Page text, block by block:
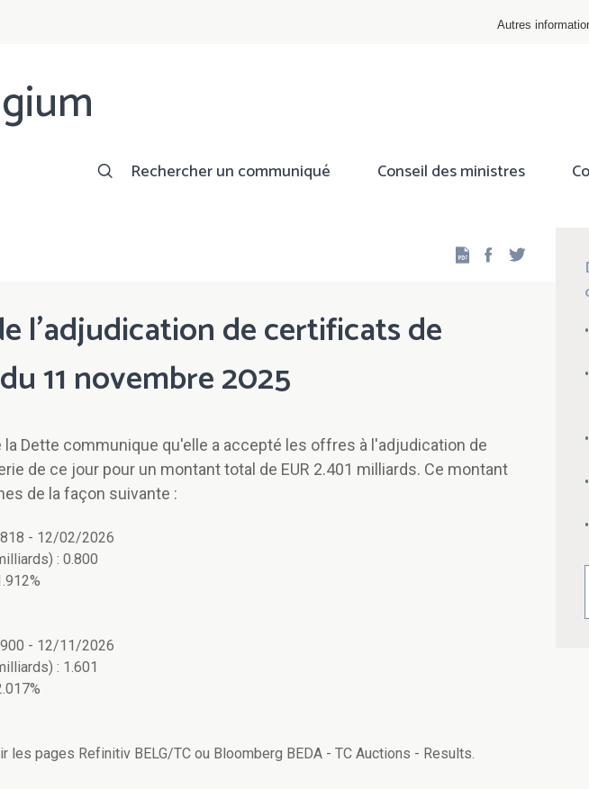
Autres
Rechercher un communiqué Conseil des ministres
Facebook
l'adjudication de certificats de
11 novembre 2025
la Dette communique qu'elle a accepté les offres à l'adjudication de
de ce jour pour un montant total de EUR 2.401 milliards. Ce montant
de la façon suivante :
- 12/02/2026
: 0.800
- 12/11/2026
: 1.601
les pages Refinitiv BELG/TC ou Bloomberg BEDA - TC Auctions - Results.